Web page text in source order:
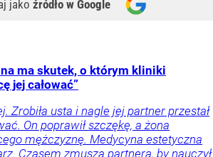
jako źródło w Google
ma skutek, o którym kliniki
jej całować”
Zrobiła usta i nagle jej partner przestał
On poprawił szczękę, a żona
mężczyznę. Medycyna estetyczna
Czasem zmusza partnera, by nauczył